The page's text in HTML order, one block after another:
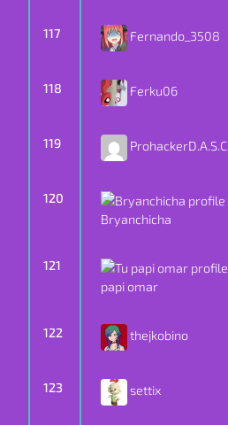
117 Fernando_3508
118 Ferku06
119 ProhackerD.A.S.C
120
Bryanchicha
121
papi omar
122 thejkobino
123 settix